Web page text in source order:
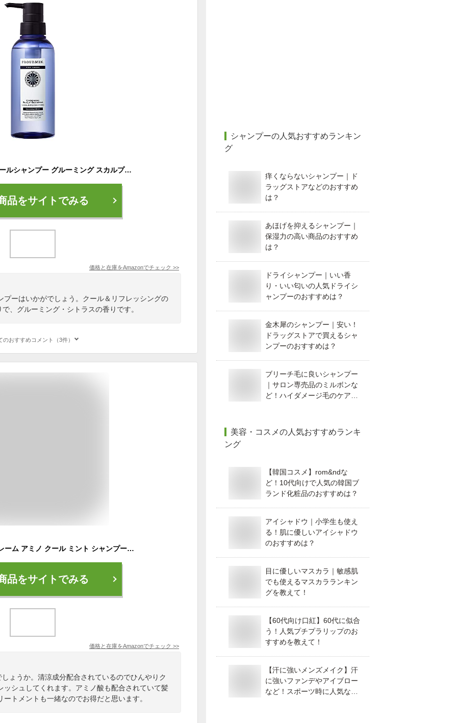
プラウドメン 冷感 クールシャンプー グルーミング スカルプシャンプー クール＆リフレッシング 300ml (グルーミング・シトラスの香り) [シャンプー メンズ 男性]
品をサイトでみる
価格と在庫をAmazonでチェック >>
プーはいかがでしょう。クール＆リフレッシングの
、グルーミング・シトラスの香りです。
のおすすめコメント（3件）
KOSE コーセー ジュレーム アミノ クール ミント シャンプー & トリートメント ペアセット
品をサイトでみる
価格と在庫をAmazonでチェック >>
ょうか。清涼成分配合されているのでひんやりク
ッシュしてくれます。アミノ酸も配合されていて髪
トメントも一緒なのでお得だと思います。
シャンプーの人気おすすめランキン
グ
痒くならないシャンプー｜ド
ラッグストアなどのおすすめ
は？
あほげを抑えるシャンプー｜
保湿力の高い商品のおすすめ
は？
ドライシャンプー｜いい香
り・いい匂いの人気ドライシ
ャンプーのおすすめは？
金木犀のシャンプー｜安い！
ドラッグストアで買えるシャ
ンプーのおすすめは？
ブリーチ毛に良いシャンプー
｜サロン専売品のミルボンな
ど！ハイダメージ毛のケアシ
美容・コスメの人気おすすめランキ
ング
【韓国コスメ】rom&ndな
ど！10代向けで人気の韓国ブ
ランド化粧品のおすすめは？
アイシャドウ｜小学生も使え
る！肌に優しいアイシャドウ
のおすすめは？
目に優しいマスカラ｜敏感肌
でも使えるマスカラランキン
グを教えて！
【60代向け口紅】60代に似合
う！人気プチプラリップのお
すすめを教えて！
【汗に強いメンズメイク】汗
に強いファンデやアイブロー
など！スポーツ時に人気なコ